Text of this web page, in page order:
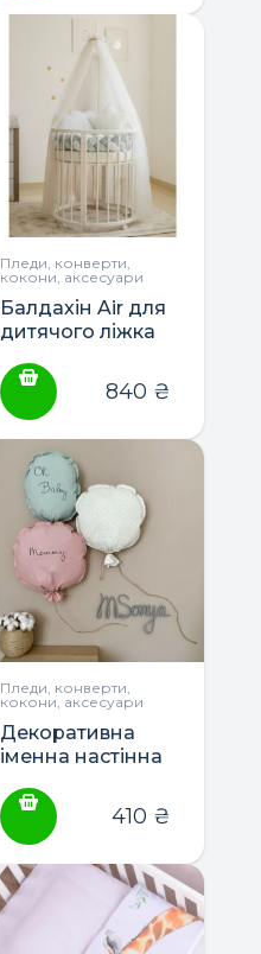
Пледи, конверти,
кокони, аксесуари
Балдахін Air для
дитячого ліжка
840 ₴
Пледи, конверти,
кокони, аксесуари
Декоративна
іменна настінна
Маленька Соня
410 ₴